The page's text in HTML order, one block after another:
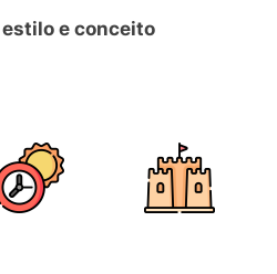
e conceito